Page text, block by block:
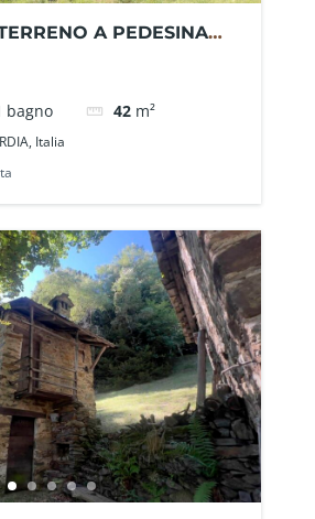
A PEDESINA
bagno 42 m²
Italia